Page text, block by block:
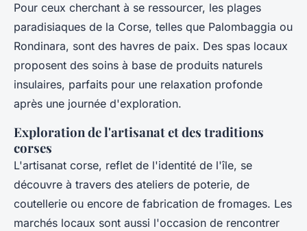
Pour ceux cherchant à se ressourcer, les plages
paradisiaques de la Corse, telles que Palombaggia ou
Rondinara, sont des havres de paix. Des spas locaux
proposent des soins à base de produits naturels
insulaires, parfaits pour une relaxation profonde
après une journée d'exploration.
Exploration de l'artisanat et des traditions
corses
L'artisanat corse, reflet de l'identité de l'île, se
découvre à travers des ateliers de poterie, de
coutellerie ou encore de fabrication de fromages. Les
marchés locaux sont aussi l'occasion de rencontrer